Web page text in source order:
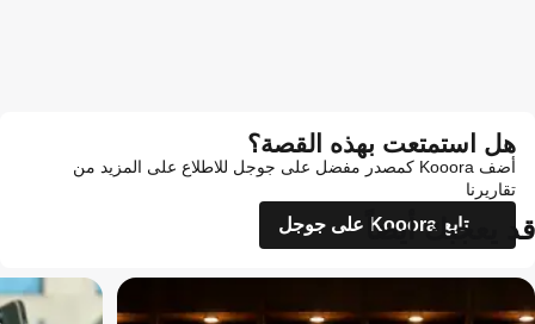
هل استمتعت بهذه القصة؟
أضف Kooora كمصدر مفضل على جوجل للاطلاع على المزيد من
تقاريرنا
تابع Kooora على جوجل
قد يعجبك أيضاً